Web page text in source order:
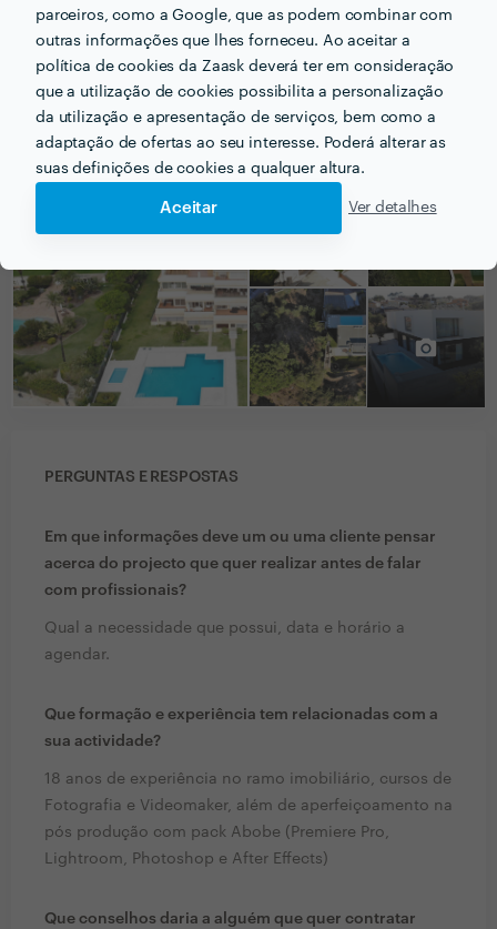
parceiros, como a Google, que as podem combinar com
outras informações que lhes forneceu. Ao aceitar a
política de cookies da Zaask deverá ter em consideração
que a utilização de cookies possibilita a personalização
da utilização e apresentação de serviços, bem como a
adaptação de ofertas ao seu interesse. Poderá alterar as
suas definições de cookies a qualquer altura.
Aceitar Ver detalhes
feito com excelência.
PORTEFÓLIO
PERGUNTAS E RESPOSTAS
Em que informações deve um ou uma cliente pensar
acerca do projecto que quer realizar antes de falar
com profissionais?
Qual a necessidade que possui, data e horário a
agendar.
Que formação e experiência tem relacionadas com a
sua actividade?
18 anos de experiência no ramo imobiliário, cursos de
Fotografia e Videomaker, além de aperfeiçoamento na
pós produção com pack Abobe (Premiere Pro,
Lightroom, Photoshop e After Effects)
Que conselhos daria a alguém que quer contratar